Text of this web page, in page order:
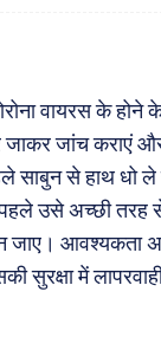
वायरस के होने के
जांच कराएं
साबुन से हाथ
पहले उसे अच्छी
जाए। आवश्यकता
में